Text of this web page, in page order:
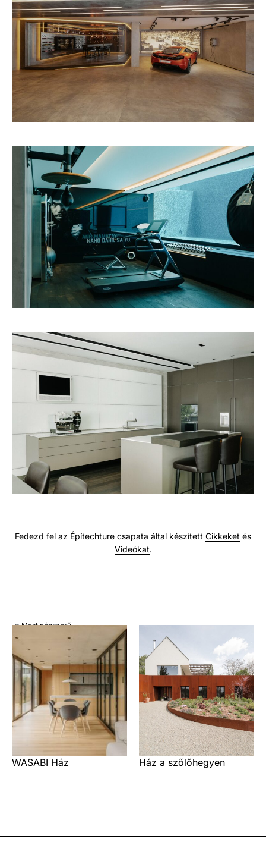
Fedezd fel az Építechture csapata által készített Cikkeket és
Videókat.
Most népszerű
WASABI Ház Ház a szőlőhegyen